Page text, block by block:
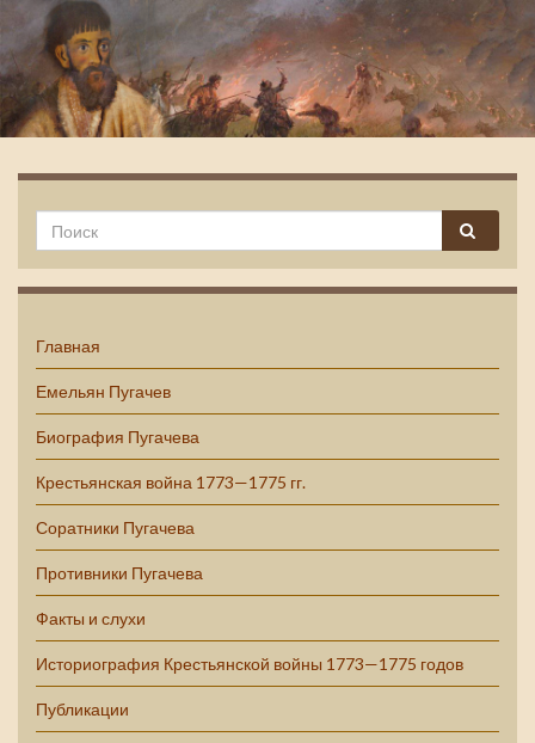
Емельян Пугачев
Главная
Емельян Пугачев
Биография Пугачева
Крестьянская война 1773—1775 гг.
Соратники Пугачева
Противники Пугачева
Факты и слухи
Историография Крестьянской войны 1773—1775 годов
Публикации